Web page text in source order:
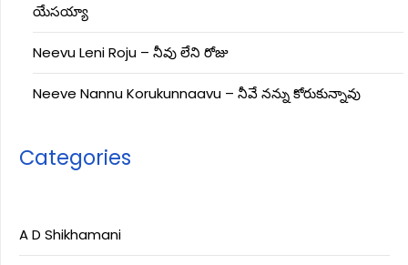
యేసయ్యా
Neevu Leni Roju – నీవు లేని రోజు
Neeve Nannu Korukunnaavu – నీవే నన్ను కోరుకున్నావు
Categories
A D Shikhamani